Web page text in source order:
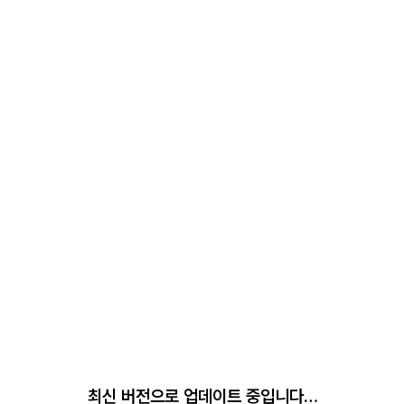
최신 버전으로 업데이트 중입니다…